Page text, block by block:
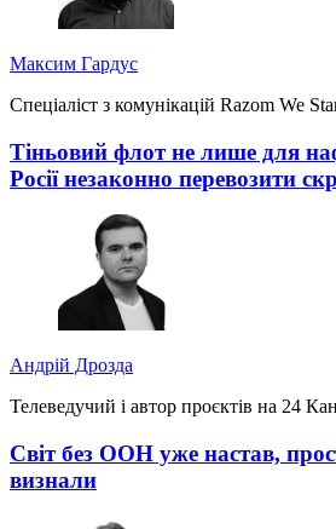
Максим Гардус
Спеціаліст з комунікацій Razom We
Тіньовий флот не лише для
Росії незаконно перевозити
Андрій Дрозда
Телеведучий і автор проєктів на 24
Світ без ООН уже настав,
визнали